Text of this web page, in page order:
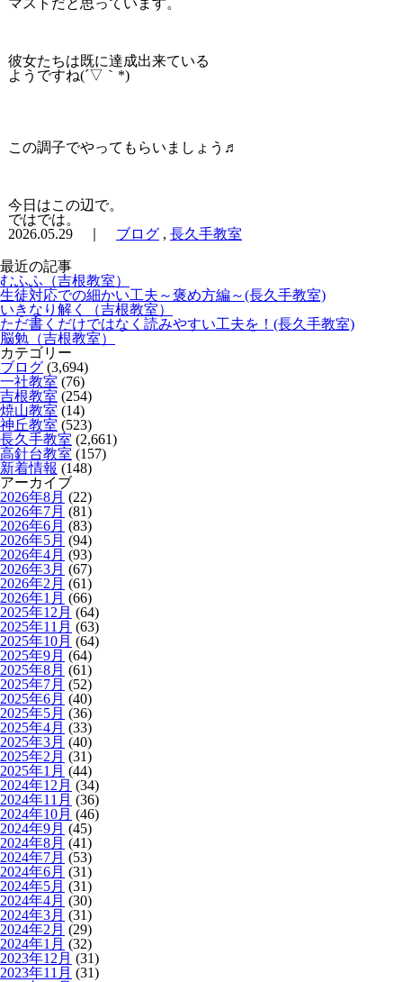
マストだと思っています。
彼女たちは既に達成出来ている
ようですね(´▽｀*)
この調子でやってもらいましょう♬
今日はこの辺で。
ではでは。
2026.05.29 ｜ ブログ, 長久手教室
最近の記事
むふふ（吉根教室）
生徒対応での細かい工夫～褒め方編～(長久手教室)
いきなり解く（吉根教室）
ただ書くだけではなく読みやすい工夫を！(長久手教室)
脳勉（吉根教室）
カテゴリー
ブログ (3,694)
一社教室 (76)
吉根教室 (254)
焼山教室 (14)
神丘教室 (523)
長久手教室 (2,661)
高針台教室 (157)
新着情報 (148)
アーカイブ
2026年8月 (22)
2026年7月 (81)
2026年6月 (83)
2026年5月 (94)
2026年4月 (93)
2026年3月 (67)
2026年2月 (61)
2026年1月 (66)
2025年12月 (64)
2025年11月 (63)
2025年10月 (64)
2025年9月 (64)
2025年8月 (61)
2025年7月 (52)
2025年6月 (40)
2025年5月 (36)
2025年4月 (33)
2025年3月 (40)
2025年2月 (31)
2025年1月 (44)
2024年12月 (34)
2024年11月 (36)
2024年10月 (46)
2024年9月 (45)
2024年8月 (41)
2024年7月 (53)
2024年6月 (31)
2024年5月 (31)
2024年4月 (30)
2024年3月 (31)
2024年2月 (29)
2024年1月 (32)
2023年12月 (31)
2023年11月 (31)